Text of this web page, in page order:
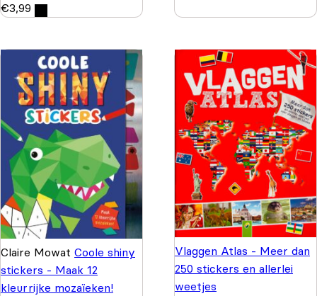
€3,99
Claire Mowat Coole shiny
stickers - Maak 12
kleurrijke mozaïeken!
Vlaggen Atlas - Meer dan
250 stickers en allerlei
weetjes